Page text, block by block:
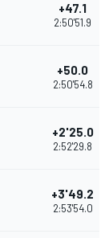
+47.1
2:50'51.9
+50.0
2:50'54.8
+2'25.0
2:52'29.8
+3'49.2
2:53'54.0